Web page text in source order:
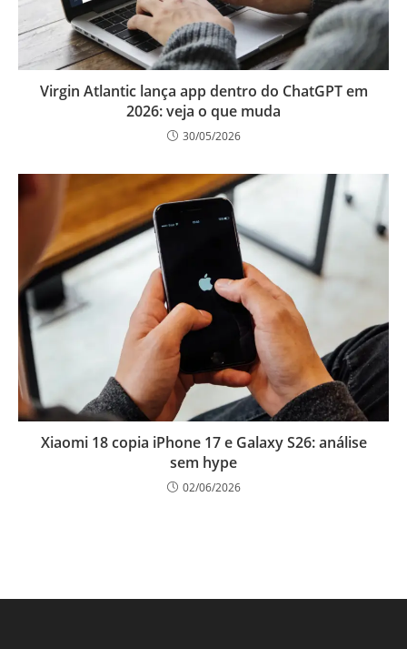
Virgin Atlantic lança app dentro do ChatGPT em
2026: veja o que muda
30/05/2026
Xiaomi 18 copia iPhone 17 e Galaxy S26: análise
sem hype
02/06/2026